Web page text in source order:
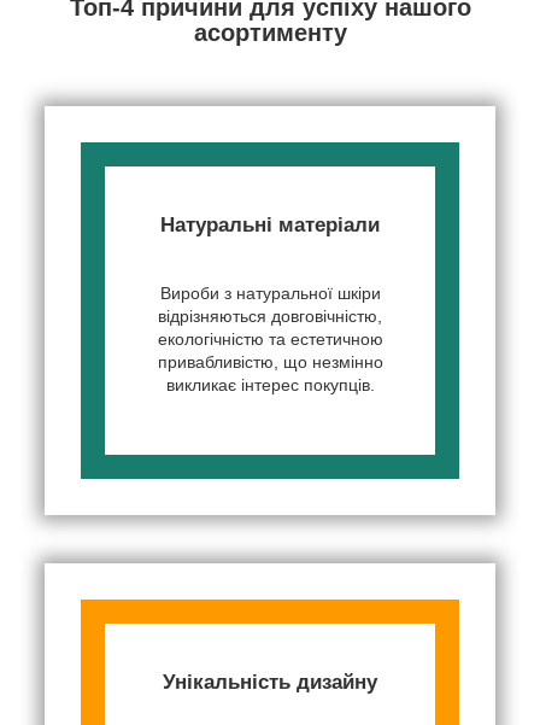
Топ-4 причини для успіху нашого
асортименту
Натуральні матеріали
Вироби з натуральної шкіри
відрізняються довговічністю,
екологічністю та естетичною
привабливістю, що незмінно
викликає інтерес покупців.
Унікальність дизайну